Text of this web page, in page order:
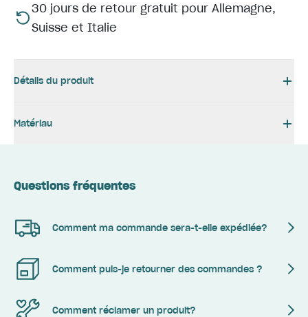
30 jours de retour gratuit pour Allemagne,
Suisse et Italie
Détails du produit
Matériau
Questions fréquentes
Comment ma commande sera-t-elle expédiée?
Comment puis-je retourner des commandes ?
Comment réclamer un produit?